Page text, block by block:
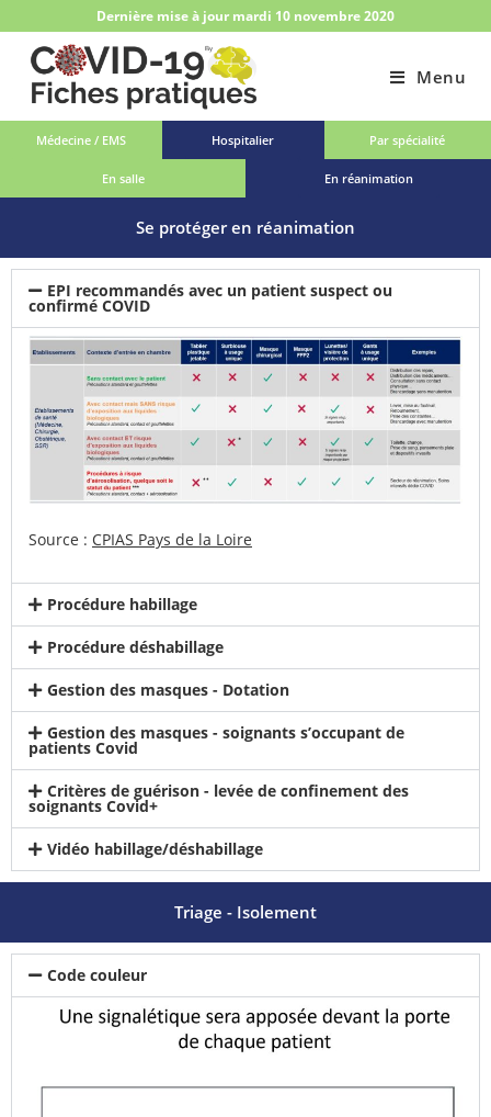
Dernière mise à jour mardi 10 novembre 2020
Menu
Médecine / EMS Hospitalier Par spécialité
En salle En réanimation
Se protéger en réanimation
EPI recommandés avec un patient suspect ou
confirmé COVID
Source : CPIAS Pays de la Loire
Procédure habillage
Procédure déshabillage
Gestion des masques - Dotation
Gestion des masques - soignants s’occupant de
patients Covid
Critères de guérison - levée de confinement des
soignants Covid+
Vidéo habillage/déshabillage
Triage - Isolement
Code couleur